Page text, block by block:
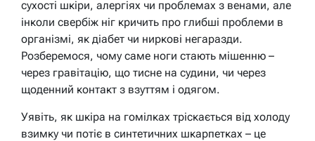
сухості шкіри, алергіях чи проблемах з венами, але
інколи свербіж ніг кричить про глибші проблеми в
організмі, як діабет чи ниркові негаразди.
Розберемося, чому саме ноги стають мішенню –
через гравітацію, що тисне на судини, чи через
щоденний контакт з взуттям і одягом.
Уявіть, як шкіра на гомілках тріскається від холоду
взимку чи потіє в синтетичних шкарпетках – це